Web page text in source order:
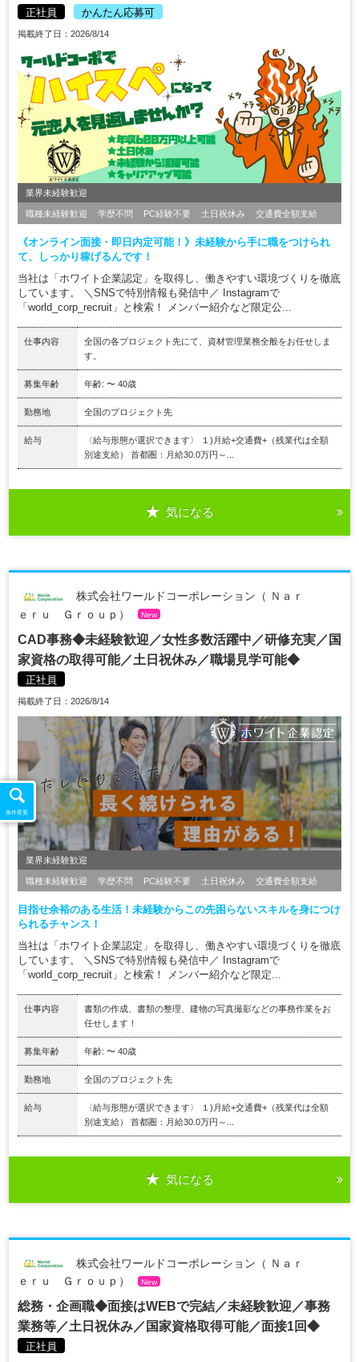
正社員 かんたん応募可
掲載終了日：2026/8/14
業界未経験歓迎
職種未経験歓迎 学歴不問 PC経験不要 土日祝休み 交通費全額支給
《オンライン面接・即日内定可能！》未経験から手に職をつけられ
て、しっかり稼げるんです！
当社は「ホワイト企業認定」を取得し、働きやすい環境づくりを徹底
しています。 ＼SNSで特別情報も発信中／ Instagramで
「world_corp_recruit」と検索！ メンバー紹介など限定公...
仕事内容
全国の各プロジェクト先にて、資材管理業務全般をお任せしま
す。
募集年齢 年齢: 〜 40歳
勤務地 全国のプロジェクト先
給与
〈給与形態が選択できます〉 １)月給+交通費+（残業代は全額
別途支給） 首都圏：月給30.0万円～...
気になる
株式会社ワールドコーポレーション（ Ｎａｒ
ｅｒｕ Ｇｒｏｕｐ）
New
CAD事務◆未経験歓迎／女性多数活躍中／研修充実／国
家資格の取得可能／土日祝休み／職場見学可能◆
正社員
掲載終了日：2026/8/14
業界未経験歓迎
職種未経験歓迎 学歴不問 PC経験不要 土日祝休み 交通費全額支給
目指せ余裕のある生活！未経験からこの先困らないスキルを身につけ
られるチャンス！
当社は「ホワイト企業認定」を取得し、働きやすい環境づくりを徹底
しています。 ＼SNSで特別情報も発信中／ Instagramで
「world_corp_recruit」と検索！ メンバー紹介など限定...
仕事内容
書類の作成、書類の整理、建物の写真撮影などの事務作業をお
任せします！
募集年齢 年齢: 〜 40歳
勤務地 全国のプロジェクト先
給与
〈給与形態が選択できます〉 １)月給+交通費+（残業代は全額
別途支給） 首都圏：月給30.0万円～...
気になる
株式会社ワールドコーポレーション（ Ｎａｒ
ｅｒｕ Ｇｒｏｕｐ）
New
総務・企画職◆面接はWEBで完結／未経験歓迎／事務
業務等／土日祝休み／国家資格取得可能／面接1回◆
正社員
条件変更